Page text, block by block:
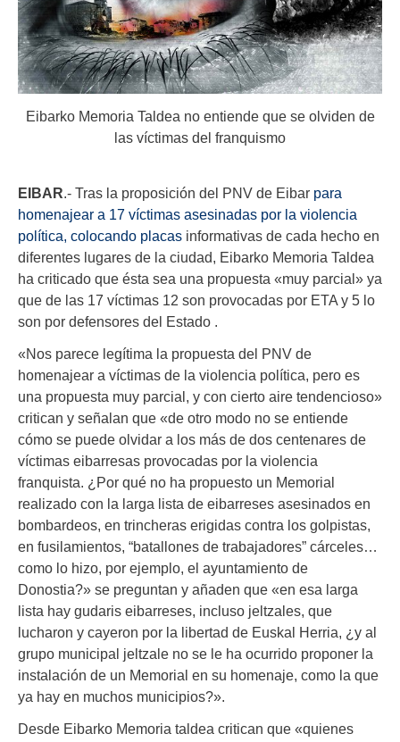
Eibarko Memoria Taldea no entiende que se olviden de
las víctimas del franquismo
EIBAR.- Tras la proposición del PNV de Eibar para
homenajear a 17 víctimas asesinadas por la violencia
política, colocando placas informativas de cada hecho en
diferentes lugares de la ciudad, Eibarko Memoria Taldea
ha criticado que ésta sea una propuesta «muy parcial» ya
que de las 17 víctimas 12 son provocadas por ETA y 5 lo
son por defensores del Estado .
«Nos parece legítima la propuesta del PNV de
homenajear a víctimas de la violencia política, pero es
una propuesta muy parcial, y con cierto aire tendencioso»
critican y señalan que «de otro modo no se entiende
cómo se puede olvidar a los más de dos centenares de
víctimas eibarresas provocadas por la violencia
franquista. ¿Por qué no ha propuesto un Memorial
realizado con la larga lista de eibarreses asesinados en
bombardeos, en trincheras erigidas contra los golpistas,
en fusilamientos, “batallones de trabajadores” cárceles…
como lo hizo, por ejemplo, el ayuntamiento de
Donostia?» se preguntan y añaden que «en esa larga
lista hay gudaris eibarreses, incluso jeltzales, que
lucharon y cayeron por la libertad de Euskal Herria, ¿y al
grupo municipal jeltzale no se le ha ocurrido proponer la
instalación de un Memorial en su homenaje, como la que
ya hay en muchos municipios?».
Desde Eibarko Memoria taldea critican que «quienes